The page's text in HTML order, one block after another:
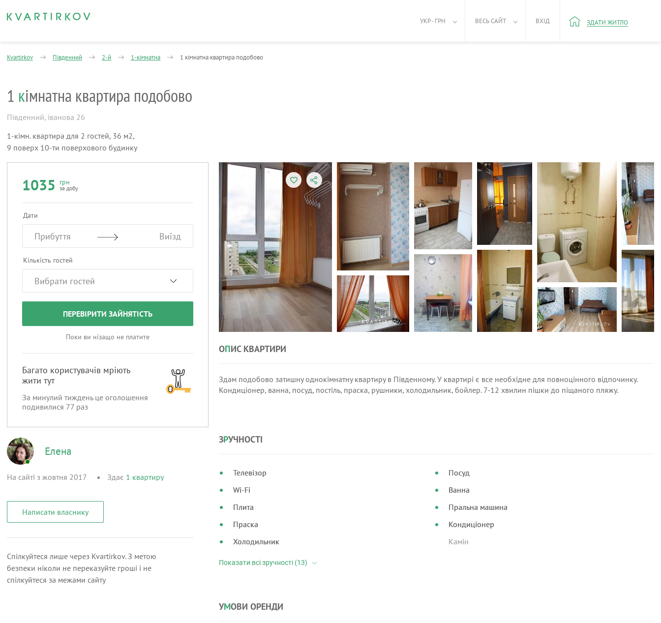
УКР - ГРН ВЕСЬ САЙТ ВХІД ЗДАТИ ЖИТЛО
Kvartirkov Південний 2-й 1-кімнатна 1 кімнатна квартира подобово
1 кімнатна квартира подобово
Південний, іванова 26
1-кімн. квартира для 2 гостей, 36 м2,
9 поверх 10-ти поверхового будинку
1035 грн
за добу
Дати
Прибуття Виїзд
Кількість гостей
ПЕРЕВІРИТИ ЗАЙНЯТІСТЬ
Поки ви нізащо не платите
Багато користувачів мріють
жити тут
За минулий тиждень це оголошення
подивилися 77 раз
Елена
На сайті з жовтня 2017 Здає 1 квартиру
Написати власнику
Спілкуйтеся лише через Kvartirkov. З метою
безпеки ніколи не переказуйте гроші і не
спілкуйтеся за межами сайту
ОПИС КВАРТИРИ
Здам подобово затишну однокімнатну квартиру в Південному. У квартирі є все необхідне для повноцінного відпочинку.
Кондиціонер, ванна, посуд, постіль, праска, рушники, холодильник, бойлер. 7-12 хвилин пішки до піщаного пляжу.
ЗРУЧНОСТІ
Телевізор
Wi-Fi
Плита
Праска
Холодильник
Посуд
Ванна
Пральна машина
Кондиціонер
Камін
УМОВИ ОРЕНДИ